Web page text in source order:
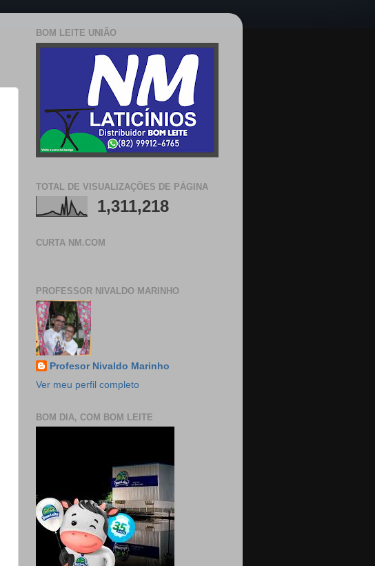
BOM LEITE UNIÃO
TOTAL DE VISUALIZAÇÕES DE PÁGINA
1,311,218
CURTA NM.COM
PROFESSOR NIVALDO MARINHO
Profesor Nivaldo Marinho
Ver meu perfil completo
BOM DIA, COM BOM LEITE